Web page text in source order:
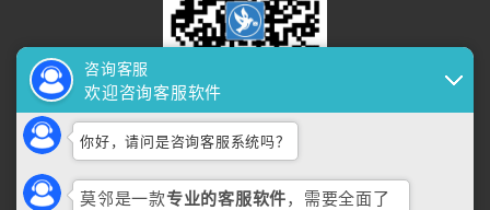
安卓客户端
咨询客服
欢迎咨询客服软件
你好，请问是咨询客服系统吗？
莫邻是一款专业的客服软件，需要全面了